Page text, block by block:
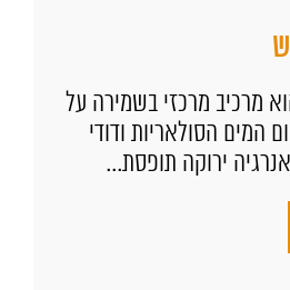
מרכיב מרכזי בשמירה על
המים הסולאריות ודודי
ירוקה תופסת...